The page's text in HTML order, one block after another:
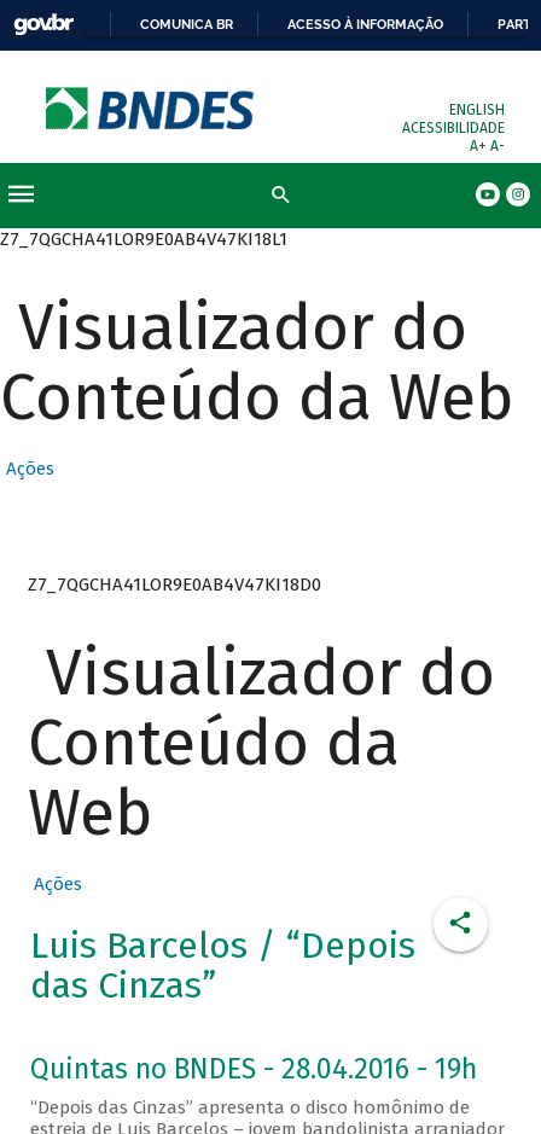
COMUNICA BR ACESSO À INFORMAÇÃO
ENGLISH
ACESSIBILIDADE
A+ A-
Z7_7QGCHA41LOR9E0AB4V47KI18L1
Visualizador do
Conteúdo da Web
Ações
Z7_7QGCHA41LOR9E0AB4V47KI18D0
Visualizador do
Conteúdo da
Web
Ações
Luis Barcelos / “Depois
das Cinzas”
Quintas no BNDES - 28.04.2016 - 19h
“Depois das Cinzas” apresenta o disco homônimo de